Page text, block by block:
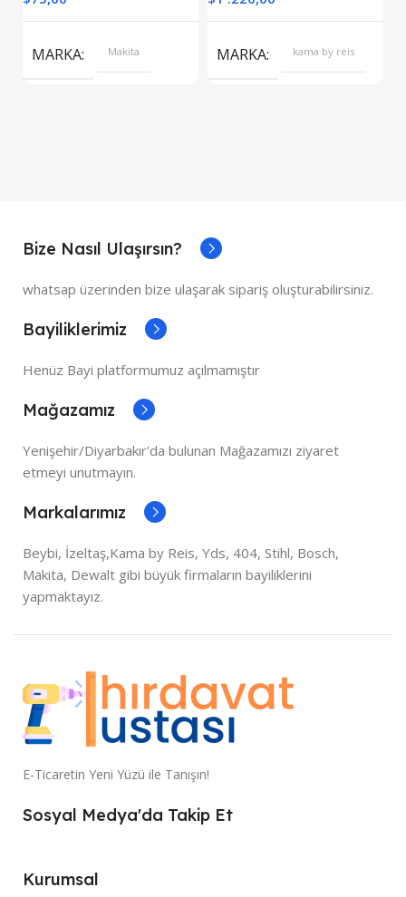
MARKA Makita MARKA kama by reis
Bize Nasıl Ulaşırsın?
whatsap üzerinden bize ulaşarak sipariş oluşturabilirsiniz.
Bayiliklerimiz
Henüz Bayi platformumuz açılmamıştır
Mağazamız
Yenişehir/Diyarbakır'da bulunan Mağazamızı ziyaret
etmeyi unutmayın.
Markalarımız
Beybi, İzeltaş,Kama by Reis, Yds, 404, Stihl, Bosch,
Makita, Dewalt gibi büyük firmaların bayiliklerini
yapmaktayız.
E-Ticaretin Yeni Yüzü ile Tanışın!
Sosyal Medya'da Takip Et
Kurumsal